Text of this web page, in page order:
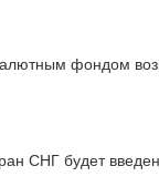
фондом
СНГ будет